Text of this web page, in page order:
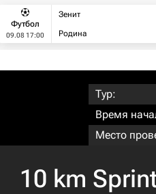
Футбол
09.08 17:00
Зенит
Родина
Тур:
Время
Место
10 km